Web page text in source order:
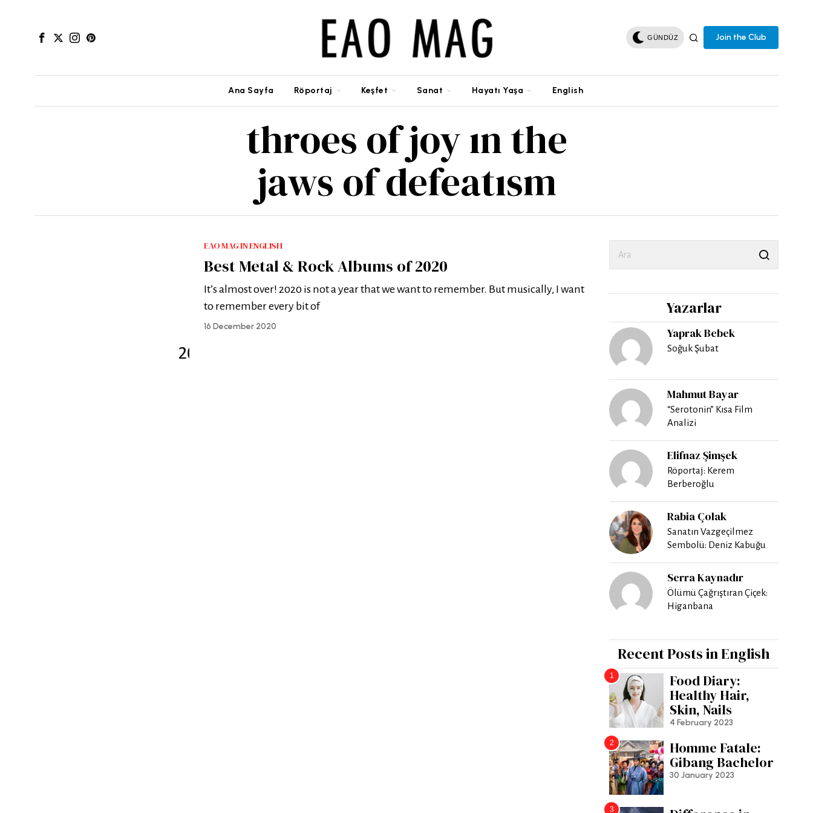
GÜNDÜZ Join the Club
Ana Sayfa Röportaj Keşfet Sanat Hayatı Yaşa English
throes of joy ın the
jaws of defeatısm
EAO MAG IN ENGLISH
Best Metal & Rock Albums of 2020
It’s almost over! 2020 is not a year that we want to remember. But musically, I want
to remember every bit of
16 December 2020
Yazarlar
Yaprak Bebek
Soğuk Şubat
Mahmut Bayar
“Serotonin” Kısa Film
Analizi
Elifnaz Şimşek
Röportaj: Kerem
Berberoğlu
Rabia Çolak
Sanatın Vazgeçilmez
Sembolü: Deniz Kabuğu
Serra Kaynadır
Ölümü Çağrıştıran Çiçek:
Higanbana
Recent Posts in English
1
Food Diary:
Healthy Hair,
Skin, Nails
4 February 2023
2
Homme Fatale:
Gibang Bachelor
30 January 2023
3